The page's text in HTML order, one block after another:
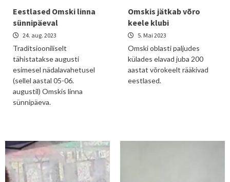
Eestlased Omski linna
sünnipäeval
24. aug. 2023
Traditsiooniliselt
tähistatakse augusti
esimesel nädalavahetusel
(sellel aastal 05-06.
augustil) Omskis linna
sünnipäeva.
Omskis jätkab võro
keele klubi
5. Mai 2023
Omski oblasti paljudes
külades elavad juba 200
aastat võrokeelt rääkivad
eestlased.